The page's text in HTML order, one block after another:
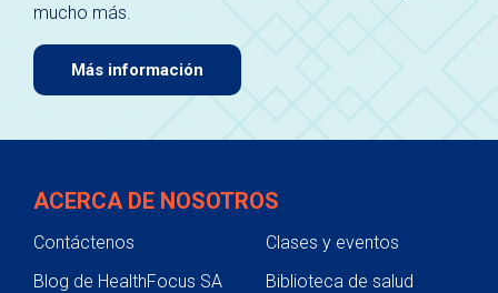
mucho más.
Más información
ACERCA DE NOSOTROS
Contáctenos
Clases y eventos
Blog de HealthFocus SA
Biblioteca de salud